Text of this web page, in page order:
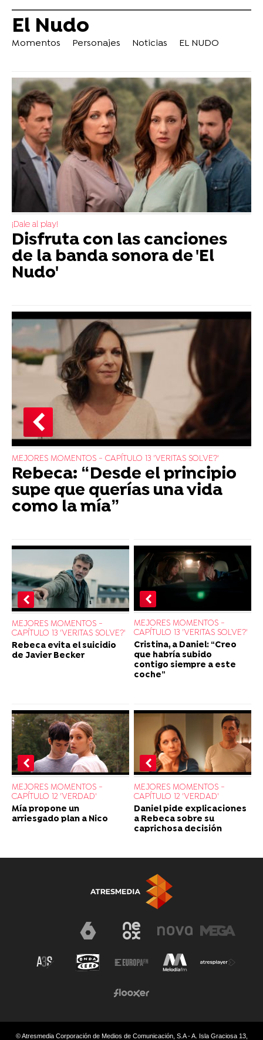
El Nudo
Momentos Personajes Noticias EL NUDO
¡Dale al play!
Disfruta con las canciones
de la banda sonora de 'El
Nudo'
MEJORES MOMENTOS - CAPÍTULO 13 'VERITAS SOLVE?'
Rebeca: “Desde el principio
supe que querías una vida
como la mía”
MEJORES MOMENTOS -
CAPÍTULO 13 'VERITAS SOLVE?'
Rebeca evita el suicidio
de Javier Becker
MEJORES MOMENTOS -
CAPÍTULO 13 'VERITAS SOLVE?'
Cristina, a Daniel: “Creo
que habría subido
contigo siempre a este
coche”
MEJORES MOMENTOS -
CAPÍTULO 12 'VERDAD'
Mía propone un
arriesgado plan a Nico
MEJORES MOMENTOS -
CAPÍTULO 12 'VERDAD'
Daniel pide explicaciones
a Rebeca sobre su
caprichosa decisión
© Atresmedia Corporación de Medios de Comunicación, S.A - A. Isla Graciosa 13,